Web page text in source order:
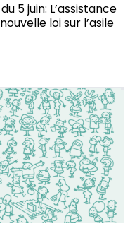
5 juin: L’assistance
loi sur l’asile